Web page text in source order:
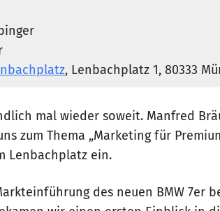
, Lenbachplatz 1, 80333
mal wieder soweit. Manfred
zum Thema „Marketing für
Lenbachplatz ein.
des neuen BMW 7er